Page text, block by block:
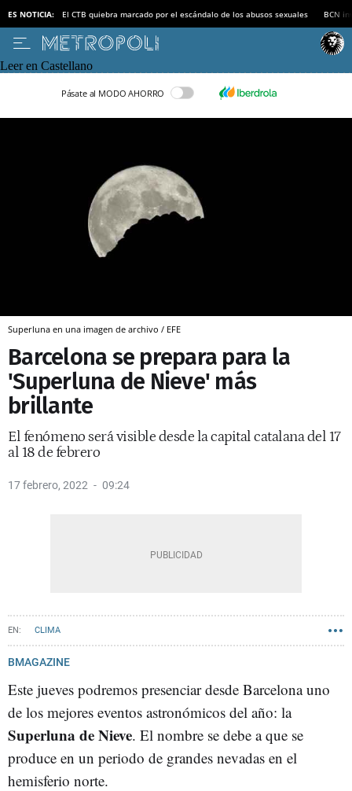
ES NOTICIA: El CTB quiebra marcado por el escándalo de los abusos sexuales BCN
Leer en Castellano
Pásate al MODO AHORRO
Superluna en una imagen de archivo / EFE
Barcelona se prepara para la
'Superluna de Nieve' más
brillante
El fenómeno será visible desde la capital catalana del 17
al 18 de febrero
17 febrero, 2022 09:24
CLIMA
BMAGAZINE
Este jueves podremos presenciar desde Barcelona uno
de los mejores eventos astronómicos del año: la
Superluna de Nieve. El nombre se debe a que se
produce en un periodo de grandes nevadas en el
hemisferio norte.